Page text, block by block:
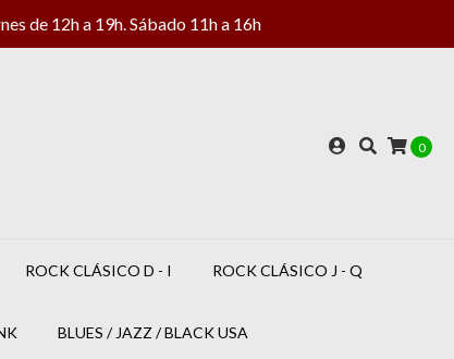
de 12h a 19h. Sábado 11h a 16h
0
ROCK CLÁSICO D - I ROCK CLÁSICO J - Q
BLUES / JAZZ / BLACK USA